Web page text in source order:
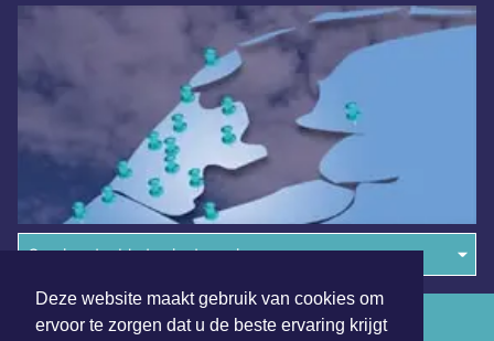
Deze website maakt gebruik van cookies om
ervoor te zorgen dat u de beste ervaring krijgt
Overige dagbladen in de regio
Algemene voorwaarden